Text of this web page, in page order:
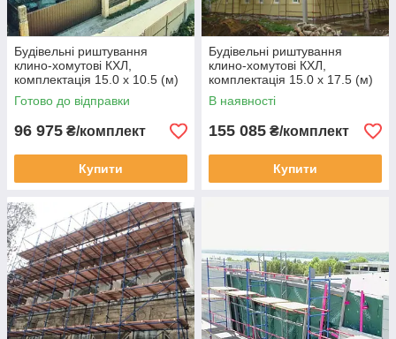
Будівельні риштування
клино-хомутові КХЛ,
комплектація 15.0 х 10.5 (м)
Готово до відправки
96 975 ₴/комплект
Купити
Будівельні риштування
клино-хомутові КХЛ,
комплектація 15.0 х 17.5 (м)
В наявності
155 085 ₴/комплект
Купити